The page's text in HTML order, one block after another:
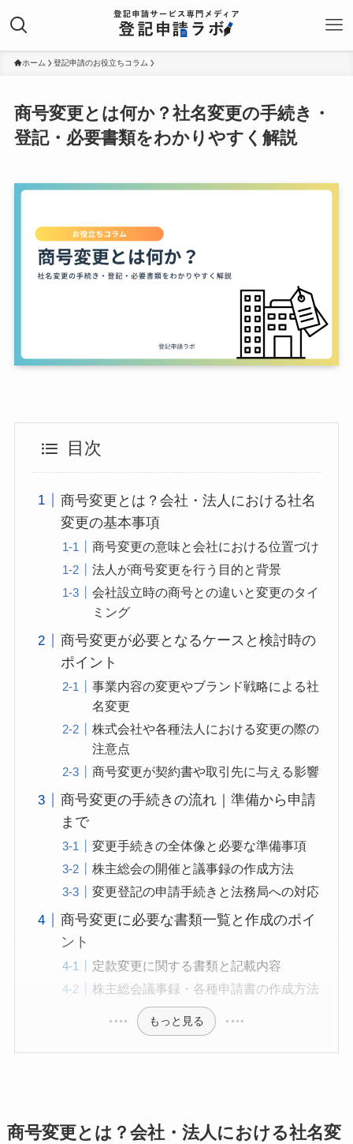
ホーム 登記申請のお役立ちコラム
商号変更とは何か？社名変更の手続き・
登記・必要書類をわかりやすく解説
目次
商号変更とは？会社・法人における社名
変更の基本事項
商号変更の意味と会社における位置づけ
法人が商号変更を行う目的と背景
会社設立時の商号との違いと変更のタイ
ミング
商号変更が必要となるケースと検討時の
ポイント
事業内容の変更やブランド戦略による社
名変更
株式会社や各種法人における変更の際の
注意点
商号変更が契約書や取引先に与える影響
商号変更の手続きの流れ｜準備から申請
まで
変更手続きの全体像と必要な準備事項
株主総会の開催と議事録の作成方法
変更登記の申請手続きと法務局への対応
商号変更に必要な書類一覧と作成のポイ
ント
定款変更に関する書類と記載内容
株主総会議事録・各種申請書の作成方法
もっと見る
商号変更とは？会社・法人における社名変